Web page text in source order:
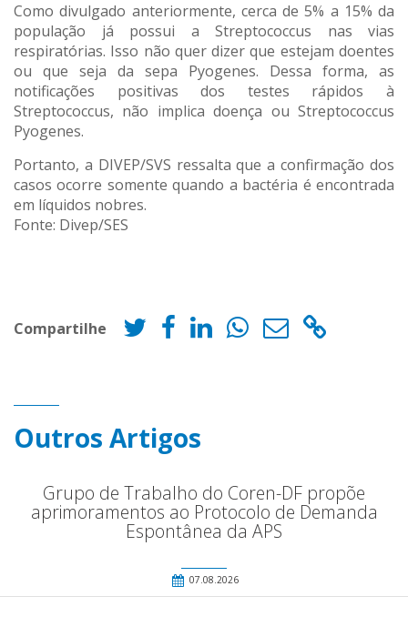
Como divulgado anteriormente, cerca de 5% a 15% da
população já possui a Streptococcus nas vias
respiratórias. Isso não quer dizer que estejam doentes
ou que seja da sepa Pyogenes. Dessa forma, as
notificações positivas dos testes rápidos à
Streptococcus, não implica doença ou Streptococcus
Pyogenes.
Portanto, a DIVEP/SVS ressalta que a confirmação dos
casos ocorre somente quando a bactéria é encontrada
em líquidos nobres.
Fonte: Divep/SES
Compartilhe
Outros Artigos
Grupo de Trabalho do Coren-DF propõe
aprimoramentos ao Protocolo de Demanda
Espontânea da APS
07.08.2026